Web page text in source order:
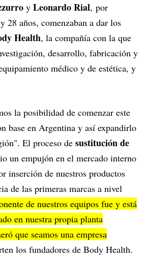
y Leonardo Rial, por
28 años, comenzaban a dar los
Health, la compañía con la que
desarrollo, fabricación y
médico y de estética, y
la posibilidad de comenzar este
base en Argentina y así expandirlo
El proceso de sustitución de
un empujón en el mercado interno
inserción de nuestros productos
de las primeras marcas a nivel
de nuestros equipos fue y está
en nuestra propia planta
que seamos una empresa
los fundadores de Body Health.